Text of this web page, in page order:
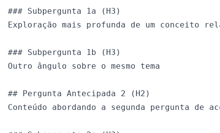
### Subpergunta 1a (H3)
Exploração mais profunda de um conceito
### Subpergunta 1b (H3)
Outro ângulo sobre o mesmo tema
## Pergunta Antecipada 2 (H2)
Conteúdo abordando a segunda pergunta de